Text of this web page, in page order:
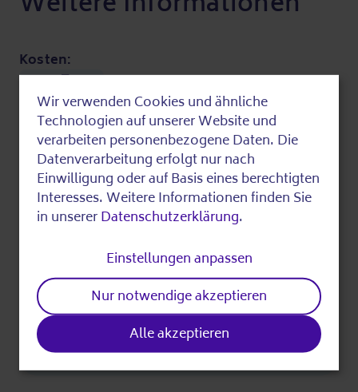
Kosten:
1,00 Euro
Bitte vor Ort bzw. telefonisch erfragen!
Zuletzt bearbeitet am 12.06.2026
Fundstück teilen
Drucken
Use
of
personal
data
and
cookies
Wir verwenden Cookies und ähnliche
Technologien auf unserer Website und
verarbeiten personenbezogene Daten. Die
Datenverarbeitung erfolgt nur nach
Einwilligung oder auf Basis eines berechtigten
Interesses. Weitere Informationen finden Sie
in unsererDatenschutzerklärung.
Einstellungen anpassen
Nur notwendige akzeptieren
Alle akzeptieren